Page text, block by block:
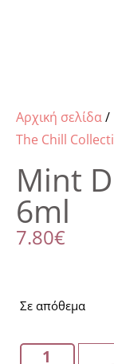
Αρχική σελίδα/
The Chill
Mint
6ml
7.80€
Σε απόθεμα